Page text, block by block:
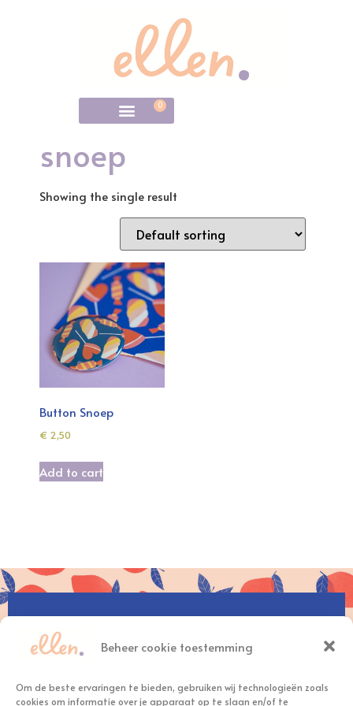
Beheer cookie toestemming
Om de beste ervaringen te bieden, gebruiken wij technologieën zoals
cookies om informatie over je apparaat op te slaan en/of te
0
snoep
Showing the single result
Button Snoep
€ 2,50
Add to cart
+31(0)6 – 30 12 99 11